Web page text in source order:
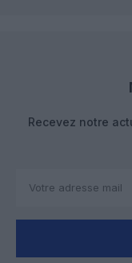
Recevez notre